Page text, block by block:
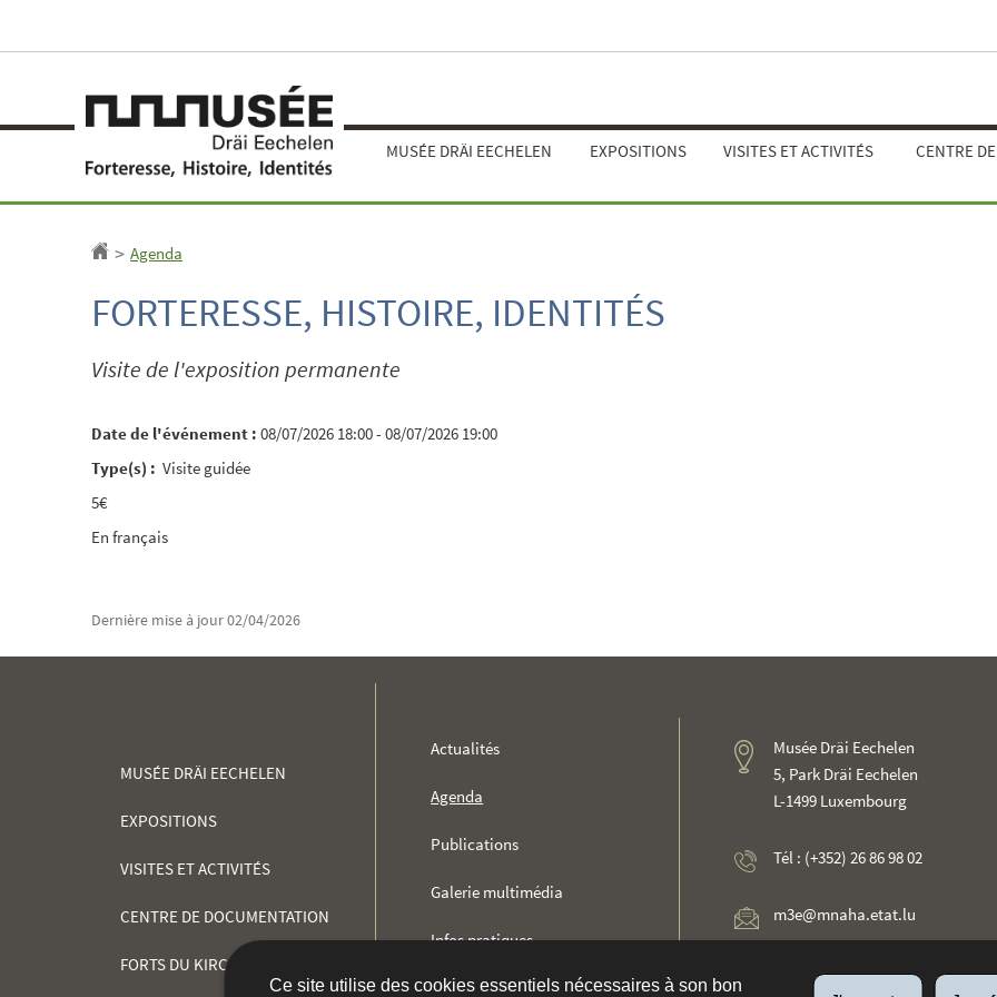
Ce site utilise des cookies essentiels nécessaires à son bon
MUSÉE DRÄI EECHELEN EXPOSITIONS VISITES ET ACTIVITÉS CENTRE
Accueil
> Agenda
FORTERESSE, HISTOIRE, IDENTITÉS
Visite de l'exposition permanente
Date de l'événement : 08/07/2026 18:00 - 08/07/2026 19:00
Type(s) : Visite guidée
5€
En français
Dernière mise à jour02/04/2026
MENU
NAVIGATION
MUSÉE DRÄI EECHELEN
EXPOSITIONS
VISITES ET ACTIVITÉS
CENTRE DE DOCUMENTATION
FORTS DU KIRCHBERG
Actualités
Agenda
Publications
Galerie multimédia
Infos pratiques
Shop
Musée Dräi Eechelen
5, Park Dräi Eechelen
L-1499 Luxembourg
Tél : (+352) 26 86 98 02
m3e@mnaha.etat.lu
Instagram